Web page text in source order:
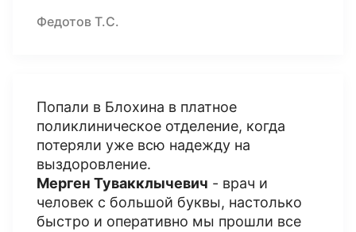
Федотов Т.С.
Попали в Блохина в платное
поликлиническое отделение, когда
потеряли уже всю надежду на
выздоровление.
Мерген Тувакклычевич - врач и
человек с большой буквы, настолько
быстро и оперативно мы прошли все